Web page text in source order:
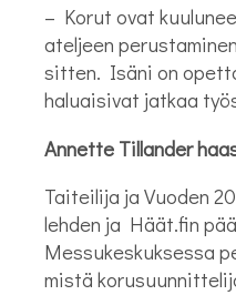
– Korut ovat
ateljeen
sitten. Isäni on
haluaisivat jatkaa
Annette Tillander
Taiteilija ja Vuoden
lehden ja Häät.fin
Messukeskuksessa
mistä